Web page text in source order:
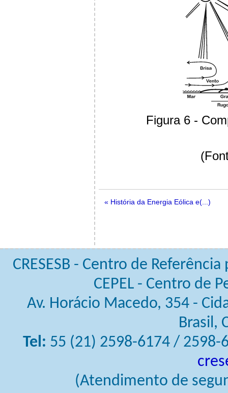
Figura 6 -
« História da Energia Eólica e(...)
CRESESB - Centro de
CEPEL - Centro de
Av. Horácio Macedo, 354 -
Brasil,
Tel: 55 (21) 2598-6174 / 2598-
(Atendimento de